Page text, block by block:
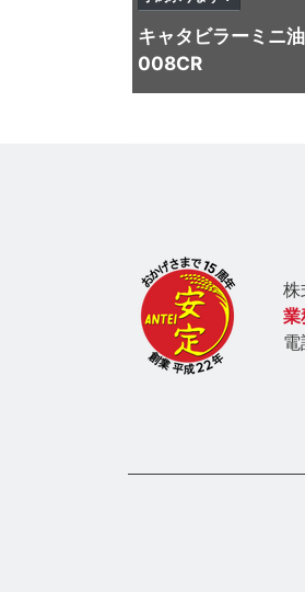
キャタビラーミニ
008CR
株